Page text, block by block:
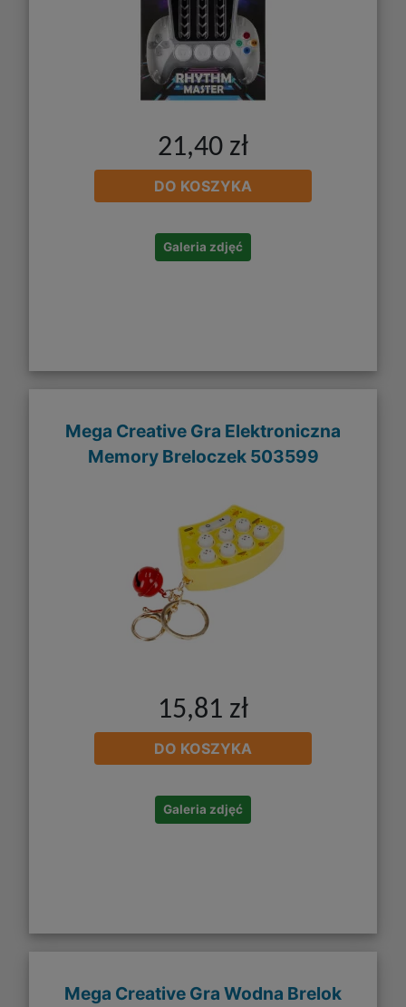
21,40 zł
DO KOSZYKA
Galeria zdjęć
Mega Creative Gra Elektroniczna
Memory Breloczek 503599
15,81 zł
DO KOSZYKA
Galeria zdjęć
Mega Creative Gra Wodna Brelok